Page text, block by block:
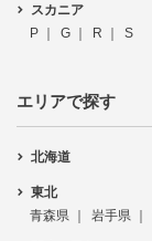
スカニア
P
G R S
エリアで探す
北海道
東北
青森県
岩手県